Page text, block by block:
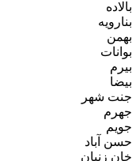
بالاده
بنارویه
بهمن
بوانات
بیرم
بیضا
جنت شهر
جهرم
جویم
حسن آباد
خان زنیان